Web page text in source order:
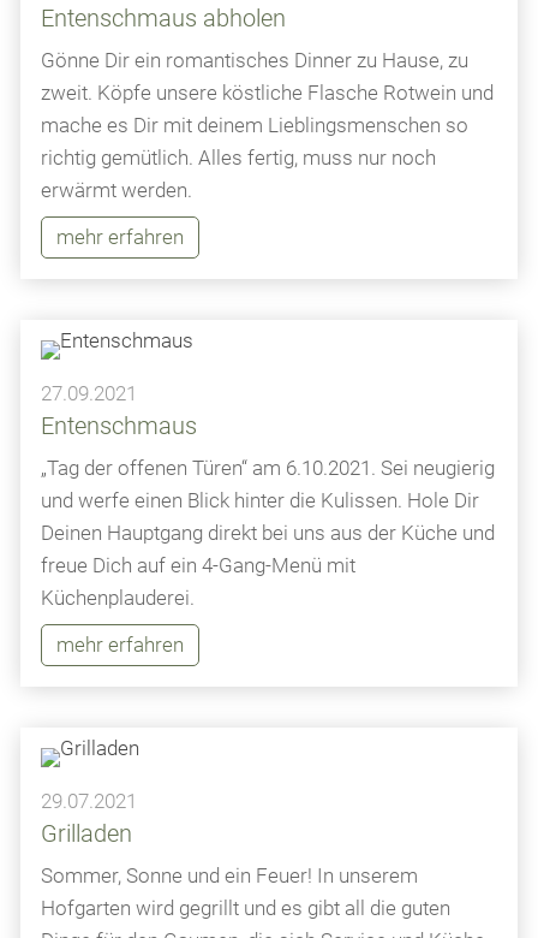
Entenschmaus abholen
Gönne Dir ein romantisches Dinner zu Hause, zu
zweit. Köpfe unsere köstliche Flasche Rotwein und
mache es Dir mit deinem Lieblingsmenschen so
richtig gemütlich. Alles fertig, muss nur noch
erwärmt werden.
mehr erfahren
27.09.2021
Entenschmaus
„Tag der offenen Türen“ am 6.10.2021. Sei neugierig
und werfe einen Blick hinter die Kulissen. Hole Dir
Deinen Hauptgang direkt bei uns aus der Küche und
freue Dich auf ein 4-Gang-Menü mit
Küchenplauderei.
mehr erfahren
29.07.2021
Grilladen
Sommer, Sonne und ein Feuer! In unserem
Hofgarten wird gegrillt und es gibt all die guten